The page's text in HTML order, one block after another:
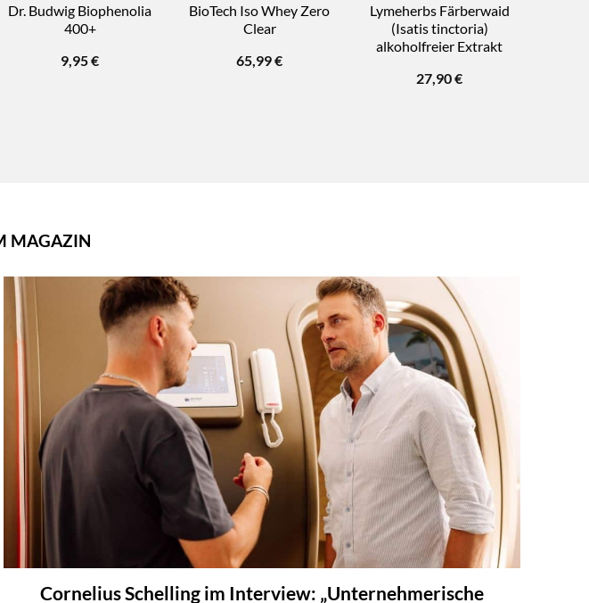
Dr. Budwig Biophenolia
400+
9,95€
BioTech Iso Whey Zero
Clear
65,99€
Lymeherbs Färberwaid
(Isatis tinctoria)
alkoholfreier Extrakt
27,90€
MAGAZIN
Cornelius Schelling im Interview: „Unternehmerische